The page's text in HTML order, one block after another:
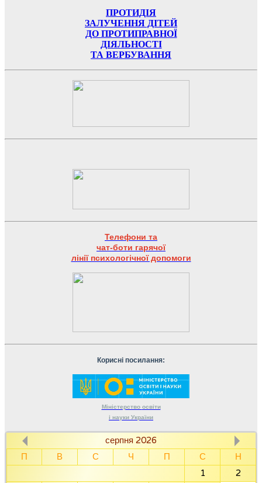
ПРОТИДІЯ
ЗАЛУЧЕННЯ ДІТЕЙ
ДО ПРОТИПРАВНОЇ
ДІЯЛЬНОСТІ
ТА ВЕРБУВАННЯ
Телефони та
чат-боти гарячої
лінії психологічної допомоги
Корисні посилання:
Міністерство освіти
і науки України
серпня 2026
П
В С Ч П С
Н
1
2